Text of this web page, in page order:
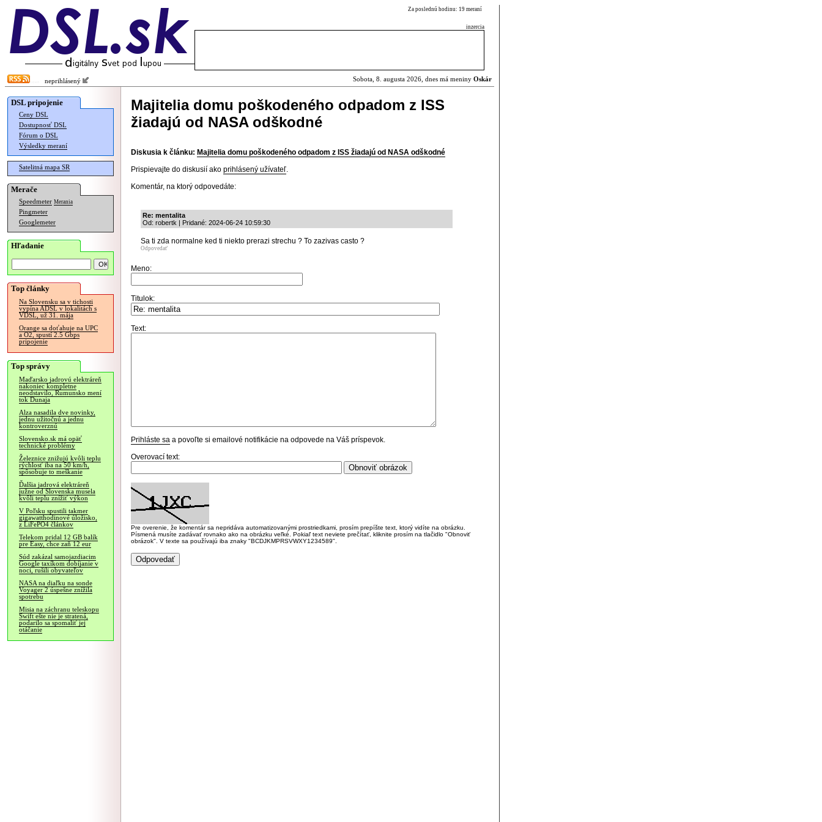
Za poslednú hodinu: 19 meraní
inzercia
neprihlásený Sobota, 8. augusta 2026, dnes má meniny Oskár
DSL pripojenie
Ceny DSL
Dostupnosť DSL
Fórum o DSL
Výsledky meraní
Satelitná mapa SR
Merače
Speedmeter Merania
Pingmeter
Googlemeter
Hľadanie
Top články
Na Slovensku sa v tichosti
vypína ADSL v lokalitách s
VDSL, už 31. mája
Orange sa doťahuje na UPC
a O2, spustí 2.5 Gbps
pripojenie
Top správy
Maďarsko jadrovú elektráreň
nakoniec kompletne
neodstavilo, Rumunsko mení
tok Dunaja
Alza nasadila dve novinky,
jednu užitočnú a jednu
kontroverznú
Slovensko.sk má opäť
technické problémy
Železnice znižujú kvôli teplu
rýchlosť iba na 50 km/h,
spôsobuje to meškanie
Ďalšia jadrová elektráreň
južne od Slovenska musela
kvôli teplu znížiť výkon
V Poľsku spustili takmer
gigawatthodinové úložisko,
z LiFePO4 článkov
Telekom pridal 12 GB balík
pre Easy, chce zaň 12 eur
Súd zakázal samojazdiacim
Google taxíkom dobíjanie v
noci, rušili obyvateľov
NASA na diaľku na sonde
Voyager 2 úspešne znížila
spotrebu
Misia na záchranu teleskopu
Swift ešte nie je stratená,
podarilo sa spomaliť jej
otáčanie
Majitelia domu poškodeného odpadom z ISS
žiadajú od NASA odškodné
Diskusia k článku: Majitelia domu poškodeného odpadom z ISS žiadajú od NASA odškodné
Prispievajte do diskusií ako prihlásený užívateľ.
Komentár, na ktorý odpovedáte:
Re: mentalita
Od: robertk | Pridané: 2024-06-24 10:59:30
Sa ti zda normalne ked ti niekto prerazi strechu ? To zazivas casto ?
Odpovedať
Meno:
Titulok:
Text:
Prihláste sa a povoľte si emailové notifikácie na odpovede na Váš príspevok.
Overovací text:
Pre overenie, že komentár sa nepridáva automatizovanými prostriedkami, prosím prepíšte text, ktorý vidíte na obrázku.
Písmená musíte zadávať rovnako ako na obrázku veľké. Pokiaľ text neviete prečítať, kliknite prosím na tlačidlo "Obnoviť
obrázok". V texte sa používajú iba znaky "BCDJKMPRSVWXY1234589".